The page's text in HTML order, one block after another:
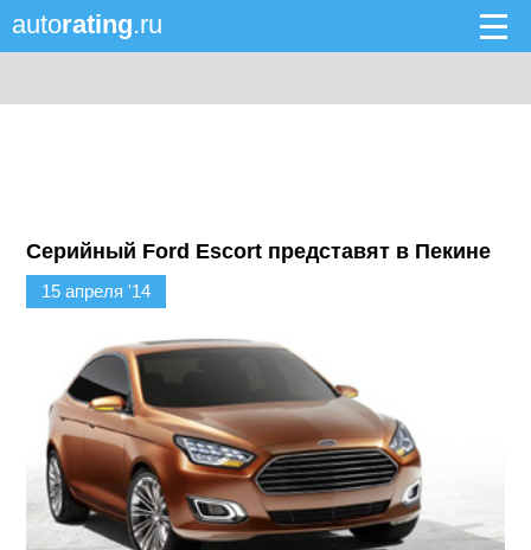
autorating.ru
Серийный Ford Escort представят в Пекине
15 апреля '14